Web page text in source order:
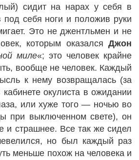
сидит на нарах у себя в
под себя ноги и положив руки
Это не джентльмен и не
которым оказался Джон
миле«; это человек крайне
вообще не человек. Каждый
к нему возвращалась (за
окулиста в ожидании
или хуже того — ночью во
при выключенном свете), он
и страшнее. Все так же сидел
но был каждый раз
меньше похож на человека и